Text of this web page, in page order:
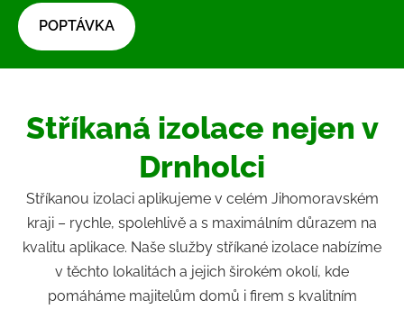
​POPTÁVKA​
Stříkaná izolace nejen v
Drnholci
Stříkanou izolaci aplikujeme v celém Jihomoravském
kraji – rychle, spolehlivě a s maximálním důrazem na
kvalitu aplikace. Naše služby stříkané izolace nabízíme
v těchto lokalitách a jejich širokém okolí, kde
pomáháme majitelům domů i firem s kvalitním